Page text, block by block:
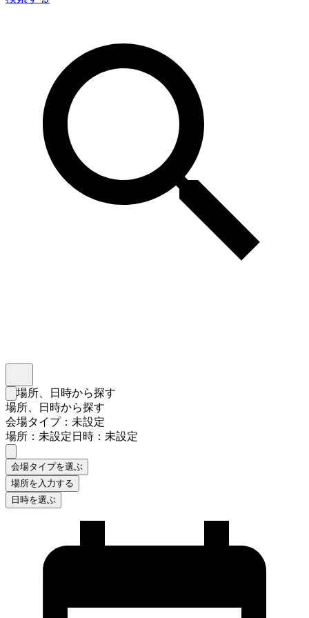
検索フォームを閉じる
場所、日時から探す
場所、日時から探す
会場タイプ：未設定
場所：未設定日時：未設定
会場タイプを選ぶ
場所を入力する
日時を選ぶ